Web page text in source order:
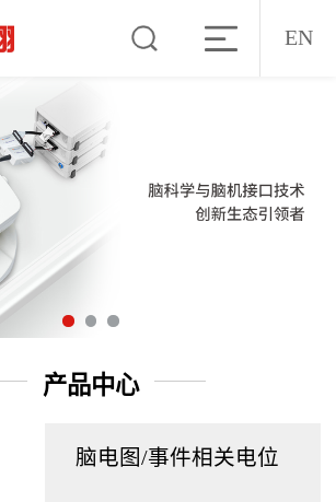
EN
产品中心
脑电图/事件相关电位